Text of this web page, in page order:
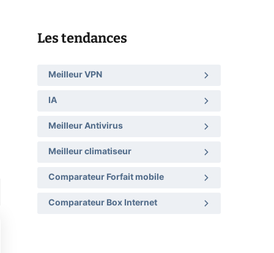
Les tendances
Meilleur VPN
IA
Meilleur Antivirus
Meilleur climatiseur
Comparateur Forfait mobile
Comparateur Box Internet